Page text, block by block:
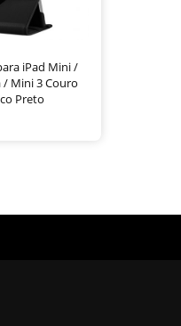
iPad Mini /
/ Mini 3 Couro
Preto